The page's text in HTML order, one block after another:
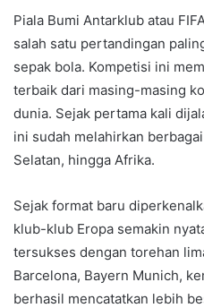
Piala Bumi Antarklub atau
salah satu pertandingan
sepak bola. Kompetisi ini
terbaik dari masing-masing
dunia. Sejak pertama kali
ini sudah melahirkan
Selatan, hingga Afrika.
Sejak format baru
klub-klub Eropa semakin
tersukses dengan torehan
Barcelona, Bayern Munich,
berhasil mencatatkan lebih